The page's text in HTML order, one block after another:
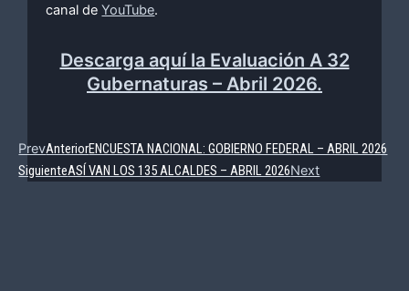
canal de YouTube.
Descarga aquí la Evaluación A 32
Gubernaturas – Abril 2026.
PrevAnteriorENCUESTA NACIONAL: GOBIERNO FEDERAL – ABRIL 2026
SiguienteASÍ VAN LOS 135 ALCALDES – ABRIL 2026Next